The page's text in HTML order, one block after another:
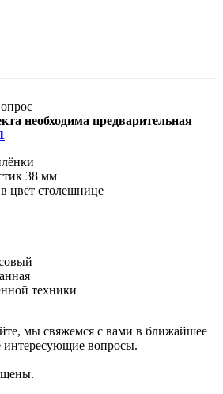
необходима предварительная
38 мм
цвет столешнице
техники
мы свяжемся с вами в ближайшее
интересующие вопросы.